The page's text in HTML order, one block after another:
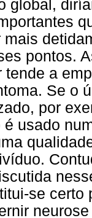
global,
mais
pontos.
tende a
Se o
por
usado
se certo